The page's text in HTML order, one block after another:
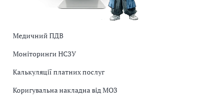
Медичний ПДВ
Моніторинги НСЗУ
Калькуляції платних послуг
Коригувальна накладна від МОЗ